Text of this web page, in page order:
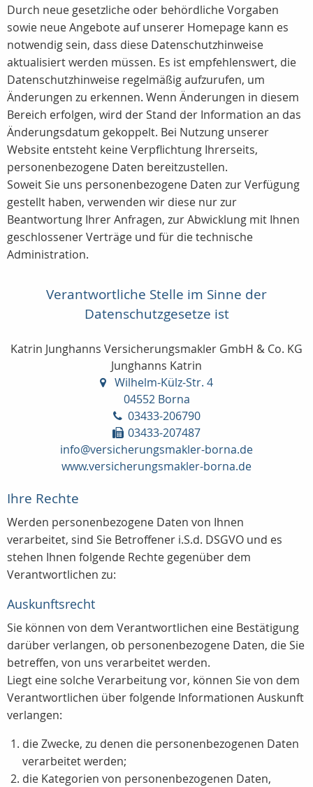
Durch neue gesetzliche oder behördliche Vorgaben
sowie neue Angebote auf unserer Homepage kann es
notwendig sein, dass diese Datenschutzhinweise
aktualisiert werden müssen. Es ist empfehlenswert, die
Datenschutzhinweise regelmäßig aufzurufen, um
Änderungen zu erkennen. Wenn Änderungen in diesem
Bereich erfolgen, wird der Stand der Information an das
Änderungsdatum gekoppelt. Bei Nutzung unserer
Website entsteht keine Verpflichtung Ihrerseits,
personenbezogene Daten bereitzustellen.
Soweit Sie uns personenbezogene Daten zur Verfügung
gestellt haben, verwenden wir diese nur zur
Beantwortung Ihrer Anfragen, zur Abwicklung mit Ihnen
geschlossener Verträge und für die technische
Administration.
Verantwortliche Stelle im Sinne der
Datenschutzgesetze ist
Katrin Junghanns Versicherungsmakler GmbH & Co. KG
Junghanns Katrin
Wilhelm-Külz-Str. 4
04552 Borna
03433-206790
03433-207487
info@versicherungsmakler-borna.de
www.versicherungsmakler-borna.de
Ihre Rechte
Werden personenbezogene Daten von Ihnen
verarbeitet, sind Sie Betroffener i.S.d. DSGVO und es
stehen Ihnen folgende Rechte gegenüber dem
Verantwortlichen zu:
Auskunftsrecht
Sie können von dem Verantwortlichen eine Bestätigung
darüber verlangen, ob personenbezogene Daten, die Sie
betreffen, von uns verarbeitet werden.
Liegt eine solche Verarbeitung vor, können Sie von dem
Verantwortlichen über folgende Informationen Auskunft
verlangen:
die Zwecke, zu denen die personenbezogenen Daten
verarbeitet werden;
die Kategorien von personenbezogenen Daten,